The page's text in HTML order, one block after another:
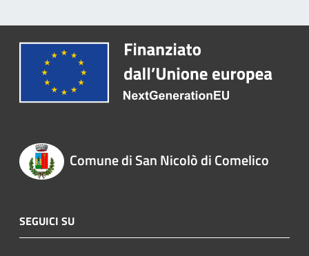
Comune di San Nicolò di Comelico
SEGUICI SU